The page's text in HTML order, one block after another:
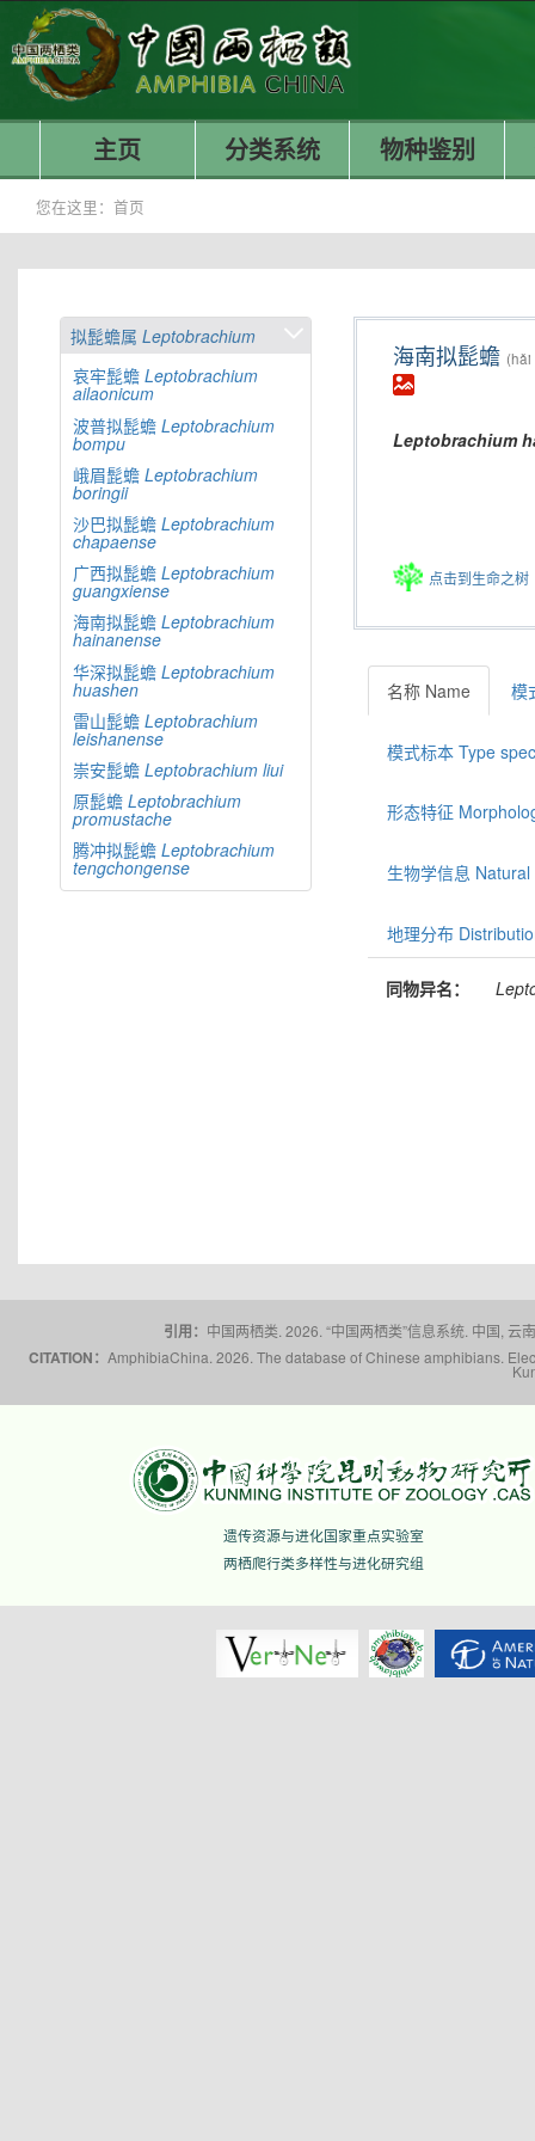
主页 分类系统 物种鉴别
您在这里： 首页
拟髭蟾属 Leptobrachium
哀牢髭蟾 Leptobrachium
ailaonicum
波普拟髭蟾 Leptobrachium
bompu
峨眉髭蟾 Leptobrachium
boringii
沙巴拟髭蟾 Leptobrachium
chapaense
广西拟髭蟾 Leptobrachium
guangxiense
海南拟髭蟾 Leptobrachium
hainanense
华深拟髭蟾 Leptobrachium
huashen
雷山髭蟾 Leptobrachium
leishanense
崇安髭蟾 Leptobrachium liui
原髭蟾 Leptobrachium
promustache
腾冲拟髭蟾 Leptobrachium
tengchongense
海南拟髭蟾 (hǎi
Leptobrachium
点击到生命之树
名称 Name 模
模式标本 Type
形态特征
生物学信息
地理分布
同物异名：
引用： 中国两栖类. 2026. “中国两栖类”信息系统. 中国,
CITATION： AmphibiaChina. 2026. The database of Chinese amphibians.
遗传资源与进化国家重点实验室
两栖爬行类多样性与进化研究组